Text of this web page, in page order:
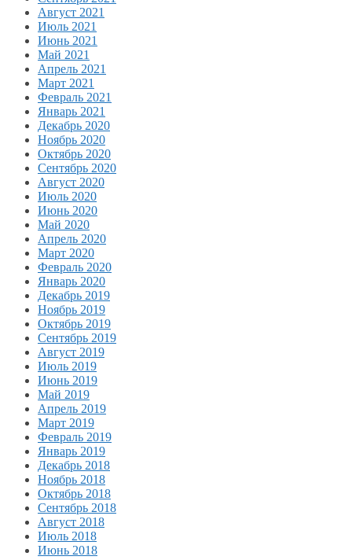
Август 2021
Июль 2021
Июнь 2021
Май 2021
Апрель 2021
Март 2021
Февраль 2021
Январь 2021
Декабрь 2020
Ноябрь 2020
Октябрь 2020
Сентябрь 2020
Август 2020
Июль 2020
Июнь 2020
Май 2020
Апрель 2020
Март 2020
Февраль 2020
Январь 2020
Декабрь 2019
Ноябрь 2019
Октябрь 2019
Сентябрь 2019
Август 2019
Июль 2019
Июнь 2019
Май 2019
Апрель 2019
Март 2019
Февраль 2019
Январь 2019
Декабрь 2018
Ноябрь 2018
Октябрь 2018
Сентябрь 2018
Август 2018
Июль 2018
Июнь 2018